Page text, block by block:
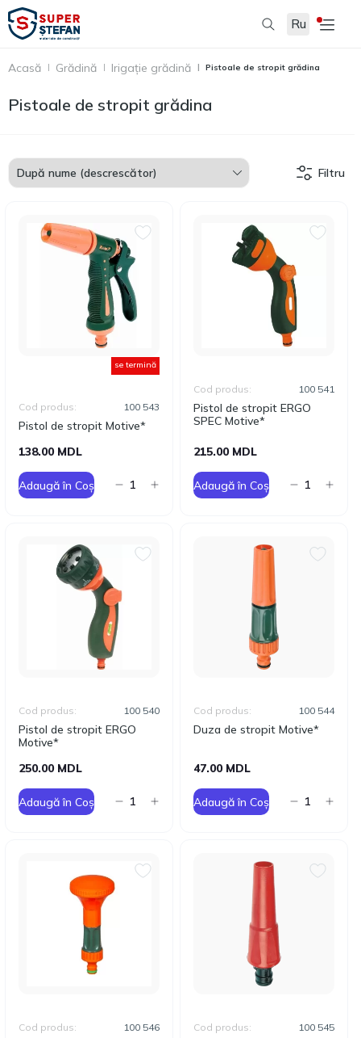
Ru
Acasă Grădină Irigație grădină Pistoale de stropit grădina
Pistoale de stropit grădina
Filtru
se termină
Pistol de stropit Motive*
Cod produs: 100 543
138.00 MDL
Adaugă în Coș
Pistol de stropit ERGO
SPEC Motive*
Cod produs: 100 541
215.00 MDL
Adaugă în Coș
Pistol de stropit ERGO
Motive*
Cod produs: 100 540
250.00 MDL
Adaugă în Coș
Duza de stropit Motive*
Cod produs: 100 544
47.00 MDL
Adaugă în Coș
Cod produs: 100 546 Cod produs: 100 545